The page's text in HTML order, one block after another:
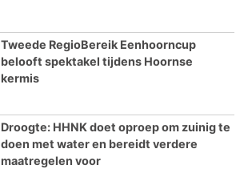
Tweede RegioBereik Eenhoorncup
belooft spektakel tijdens Hoornse
kermis
Droogte: HHNK doet oproep om zuinig te
doen met water en bereidt verdere
maatregelen voor